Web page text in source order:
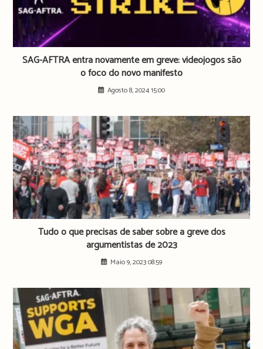
SAG-AFTRA entra novamente em greve: videojogos são
o foco do novo manifesto
Agosto 8, 2024 15:00
Tudo o que precisas de saber sobre a greve dos
argumentistas de 2023
Maio 9, 2023 08:59